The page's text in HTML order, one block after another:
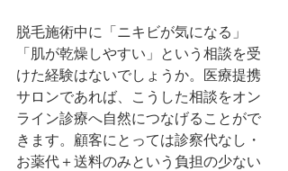
脱毛施術中に「ニキビが気になる」
「肌が乾燥しやすい」という相談を受
けた経験はないでしょうか。医療提携
サロンであれば、こうした相談をオン
ライン診療へ自然につなげることがで
きます。顧客にとっては診察代なし・
お薬代＋送料のみという負担の少ない